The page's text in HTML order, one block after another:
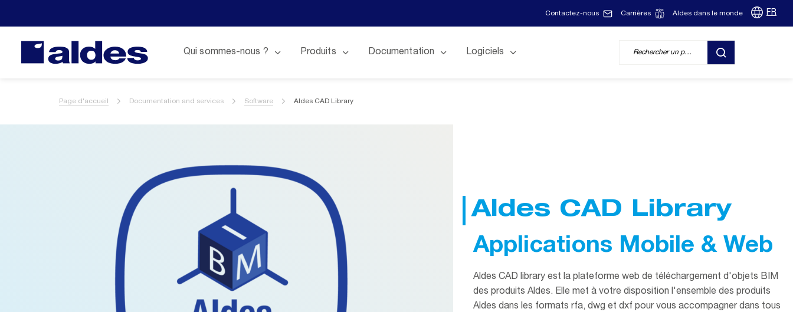
Contactez-nous Carrières Aldes dans le monde FR
Qui sommes-nous ? Produits Documentation Logiciels
RECHERCHER
Page d'accueil Documentation and services Software Aldes CAD Library
Aldes CAD Library
Applications Mobile & Web
Aldes CAD library est la plateforme web de téléchargement d'objets BIM
des produits Aldes. Elle met à votre disposition l'ensemble des produits
Aldes dans les formats rfa, dwg et dxf pour vous accompagner dans tous